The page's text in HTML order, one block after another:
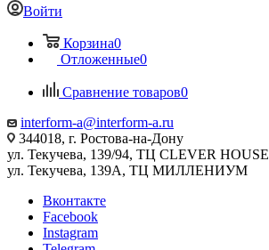
Войти
Корзина0
Отложенные0
Сравнение товаров0
interform-a@interform-a.ru
344018, г. Ростова-на-Дону
ул. Текучева, 139/94, ТЦ CLEVER HOUSE
ул. Текучева, 139А, ТЦ МИЛЛЕНИУМ
Вконтакте
Facebook
Instagram